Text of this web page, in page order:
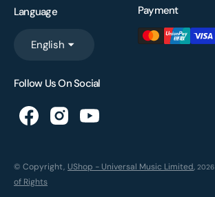
Language
English
Payment
Follow Us On Social
© Copyright, UShop - Universal Music Limited, 2026
of Rights